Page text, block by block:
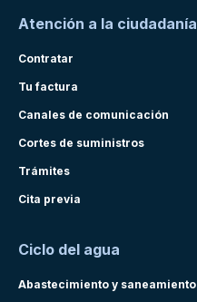
Atención a la ciudadanía
Contratar
Tu factura
Canales de comunicación
Cortes de suministros
Trámites
Cita previa
Ciclo del agua
Abastecimiento y saneamiento